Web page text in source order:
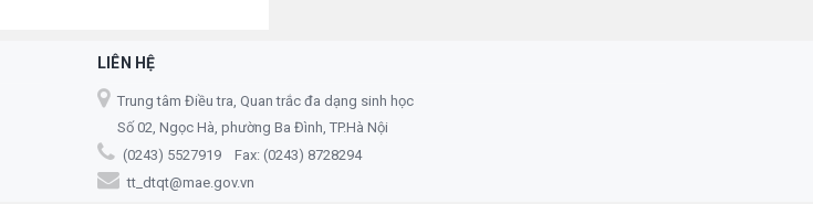
LIÊN HỆ
Trung tâm Điều tra, Quan trắc đa dạng sinh học
Số 02, Ngọc Hà, phường Ba Đình, TP.Hà Nội
(0243) 5527919 Fax: (0243) 8728294
tt_dtqt@mae.gov.vn